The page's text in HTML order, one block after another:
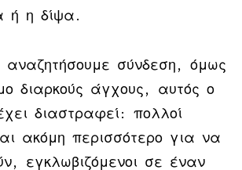
ή η δίψα.
σύνδεση, όμως
διαρκούς άγχους, αυτός ο
διαστραφεί: πολλοί
ακόμη περισσότερο για να
εγκλωβιζόμενοι σε έναν